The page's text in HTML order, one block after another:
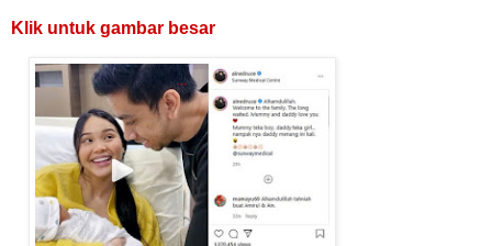
Klik untuk gambar besar